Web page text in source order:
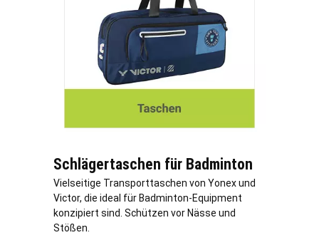
Schlägertaschen für Badminton
Vielseitige Transporttaschen von Yonex und
Victor, die ideal für Badminton-Equipment
konzipiert sind. Schützen vor Nässe und
Stößen.